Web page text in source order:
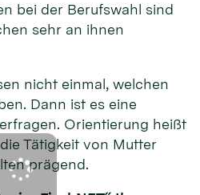
bei der Berufswahl sind
sehr an ihnen
nicht einmal, welchen
Dann ist es eine
Orientierung heißt
Tätigkeit von Mutter
prägend.